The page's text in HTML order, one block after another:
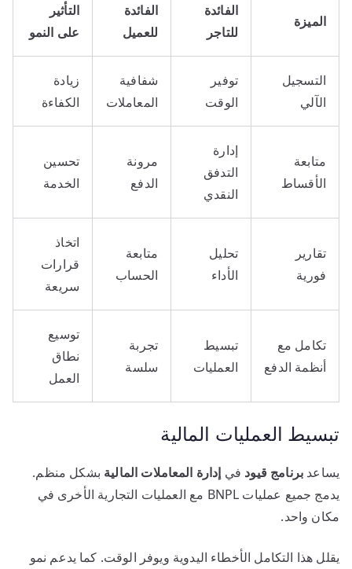
الميزة
الفائدة
للتاجر
الفائدة
للعميل
التأثير
على النمو
التسجيل
الآلي
توفير
الوقت
شفافية
المعاملات
زيادة
الكفاءة
متابعة
الأقساط
إدارة
التدفق
النقدي
مرونة
الدفع
تحسين
الخدمة
تقارير
فورية
تحليل
الأداء
متابعة
الحساب
اتخاذ
قرارات
سريعة
تكامل مع
أنظمة الدفع
تبسيط
العمليات
تجربة
سلسة
توسيع
نطاق
العمل
تبسيط العمليات المالية
يساعد برنامج قيود في إدارة المعاملات المالية بشكل منظم.
يدمج جميع عمليات BNPL مع العمليات التجارية الأخرى في
مكان واحد.
يقلل هذا التكامل الأخطاء اليدوية ويوفر الوقت. كما يدعم نمو